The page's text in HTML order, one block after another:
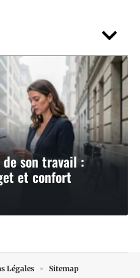
son travail :
et confort
Légales Sitemap